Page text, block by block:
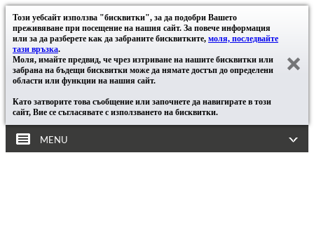
Този уебсайт използва "бисквитки", за да подобри Вашето
преживяване при посещение на нашия сайт. За повече информация
или за да разберете как да забраните бисквитките, моля, последвайте
тази връзка.
Моля, имайте предвид, че чрез изтриване на нашите бисквитки или
забрана на бъдещи бисквитки може да нямате достъп до определени
области или функции на нашия сайт.
Като затворите това съобщение или започнете да навигирате в този
сайт, Вие се съгласявате с използването на бисквитки.
MENU